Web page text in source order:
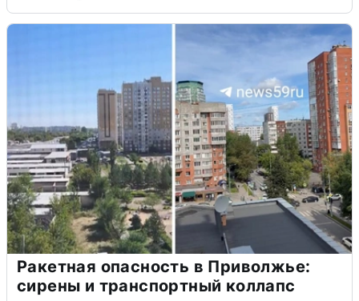
Ракетная опасность в Приволжье:
сирены и транспортный коллапс